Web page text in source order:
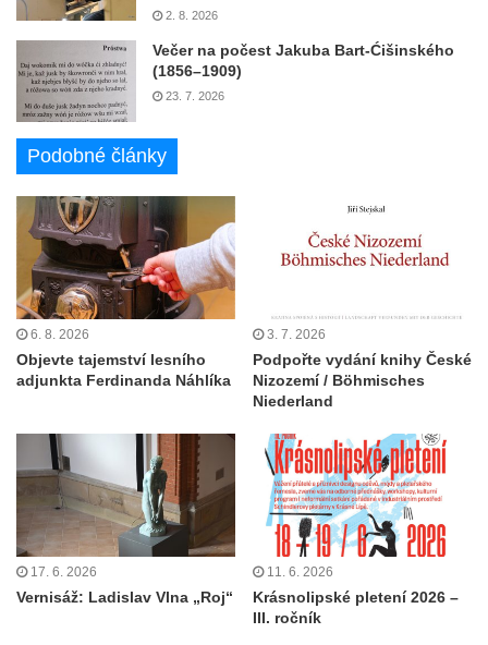
2. 8. 2026
Večer na počest Jakuba Bart-Ćišinského
(1856–1909)
23. 7. 2026
Podobné články
6. 8. 2026
Objevte tajemství lesního
adjunkta Ferdinanda Náhlíka
3. 7. 2026
Podpořte vydání knihy České
Nizozemí / Böhmisches
Niederland
17. 6. 2026
Vernisáž: Ladislav Vlna „Roj“
11. 6. 2026
Krásnolipské pletení 2026 –
III. ročník